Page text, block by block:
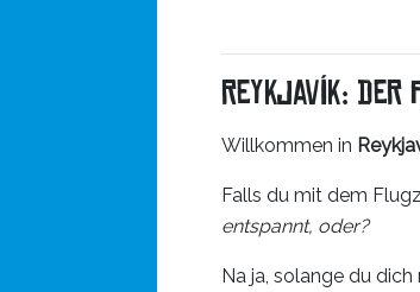
Reykjavík:
Willkommen in
Falls du mit dem
entspannt, oder?
Na ja, solange du